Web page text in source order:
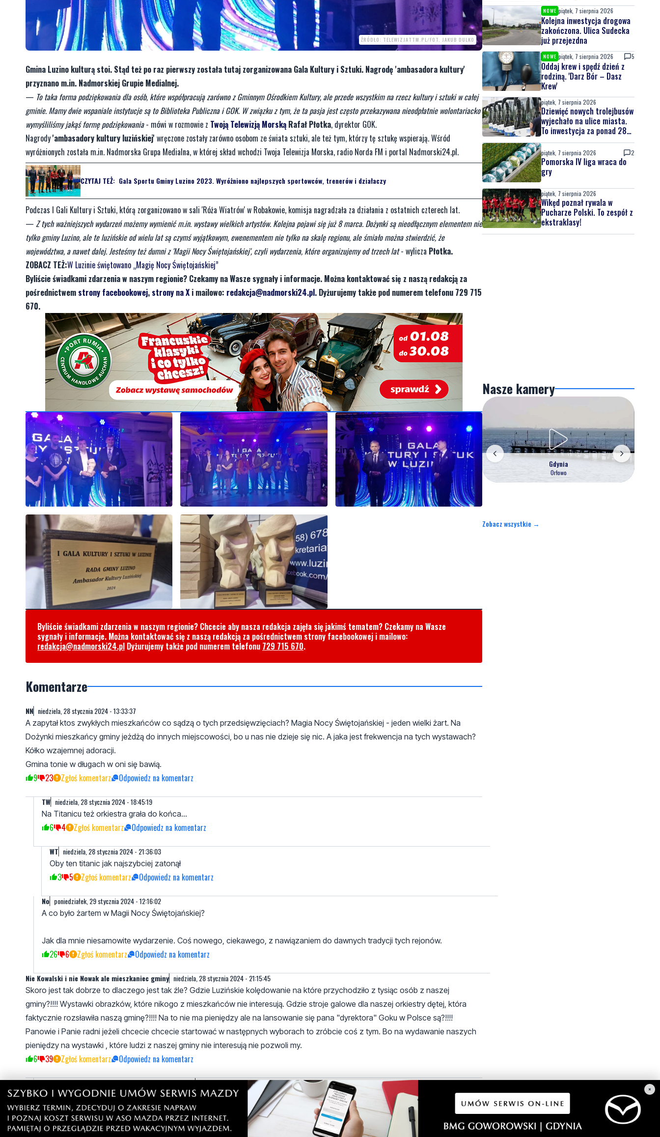
ŹRÓDŁO: TELEWIZJATTM.PL/FOT. JAKUB DULKO
Gmina Luzino kulturą stoi. Stąd też po raz pierwszy została tutaj zorganizowana Gala Kultury i Sztuki. Nagrodę 'ambasadora kultury'
przyznano m.in. Nadmorskiej Grupie Medialnej.
— To taka forma podziękowania dla osób, które współpracują zarówno z Gminnym Ośrodkiem Kultury, ale przede wszystkim na rzecz kultury i sztuki w całej
gminie. Mamy dwie wspaniale instytucje są to Biblioteka Publiczna i GOK. W związku z tym, że ta pasja jest często przekazywana nieodpłatnie wolontariacko
wymyśliliśmy jakąś formę podziękowania- mówi w rozmowie z Twoją Telewizją Morską Rafał Płotka, dyrektor GOK.
Nagrody'ambasadory kultury luzińskiej' wręczone zostały zarówno osobom ze świata sztuki, ale też tym, którzy tę sztukę wspierają. Wśród
wyróżnionych została m.in. Nadmorska Grupa Medialna, w której skład wchodzi Twoja Telewizja Morska, radio Norda FM i portal Nadmorski24.pl.
CZYTAJ TEŻ: Gala Sportu Gminy Luzino 2023. Wyróżniono najlepszych sportowców, trenerów i działaczy
Podczas I Gali Kultury i Sztuki, którą zorganizowano w sali 'Róża Wiatrów' w Robakowie, komisja nagradzała za działania z ostatnich czterech lat.
— Z tych ważniejszych wydarzeń możemy wymienić m.in. wystawy wielkich artystów. Kolejna pojawi się już 8 marca. Dożynki są nieodłącznym elementem nie
tylko gminy Luzino, ale te luzińskie od wielu lat są czymś wyjątkowym, ewenementem nie tylko na skalę regionu, ale śmiało można stwierdzić, że
województwa, a nawet dalej. Jesteśmy też dumni z 'Magii Nocy Świętojańskiej', czyli wydarzenia, które organizujemy od trzech lat- wylicza Płotka.
ZOBACZ TEŻ:W Luzinie świętowano „Magię Nocy Świętojańskiej”
Byliście świadkami zdarzenia w naszym regionie? Czekamy na Wasze sygnały i informacje. Można kontaktować się z naszą redakcją za
pośrednictwem strony facebookowej, strony na X i mailowo: redakcja@nadmorski24.pl. Dyżurujemy także pod numerem telefonu 729 715
670.
Byliście świadkami zdarzenia w naszym regionie? Chcecie aby nasza redakcja zajęła się jakimś tematem? Czekamy na Wasze
sygnały i informacje. Można kontaktować się z naszą redakcją za pośrednictwem strony facebookowej i mailowo:
redakcja@nadmorski24.pl Dyżurujemy także pod numerem telefonu 729 715 670.
Komentarze
NN niedziela, 28 stycznia 2024 - 13:33:37
A zapytał ktos zwykłych mieszkańców co sądzą o tych przedsięwzięciach? Magia Nocy Świętojańskiej - jeden wielki żart. Na
Dożynki mieszkańcy gminy jeżdżą do innych miejscowości, bo u nas nie dzieje się nic. A jaka jest frekwencja na tych wystawach?
Kółko wzajemnej adoracji.
Gmina tonie w długach w oni się bawią.
9 23 Zgłoś komentarz Odpowiedz na komentarz
TW niedziela, 28 stycznia 2024 - 18:45:19
Na Titanicu też orkiestra grała do końca...
6 4 Zgłoś komentarz Odpowiedz na komentarz
WT niedziela, 28 stycznia 2024 - 21:36:03
Oby ten titanic jak najszybciej zatonął
3 5 Zgłoś komentarz Odpowiedz na komentarz
No poniedziałek, 29 stycznia 2024 - 12:16:02
A co było żartem w Magii Nocy Świętojańskiej?
Jak dla mnie niesamowite wydarzenie. Coś nowego, ciekawego, z nawiązaniem do dawnych tradycji tych rejonów.
26 6 Zgłoś komentarz Odpowiedz na komentarz
Nie Kowalski i nie Nowak ale mieszkaniec gminy niedziela, 28 stycznia 2024 - 21:15:45
Skoro jest tak dobrze to dlaczego jest tak źle? Gdzie Luzińskie kolędowanie na które przychodziło z tysiąc osób z naszej
gminy?!!!! Wystawki obrazków, które nikogo z mieszkańców nie interesują. Gdzie stroje galowe dla naszej orkiestry dętej, która
faktycznie rozsławiła naszą gminę?!!!! Na to nie ma pieniędzy ale na lansowanie się pana "dyrektora" Goku w Polsce są?!!!!
Panowie i Panie radni jeżeli chcecie chcecie startować w następnych wyborach to zróbcie coś z tym. Bo na wydawanie naszych
pieniędzy na wystawki , które ludzi z naszej gminy nie interesują nie pozwoli my.
6 39 Zgłoś komentarz Odpowiedz na komentarz
zatroskany mieszkaniec a nie udajacy boga grajek środa, 31 stycznia 2024 - 17:56:25
Dajcie juz spokuj z tą pozalsieboze orkiestra. To dopiero kolo wzajemnej adoracji. Moj siostrzeniec tam chodzil. Kilku panow z
brzuszkiem przy piwku klnie do mlodziezy i bije brawo zonce dyrygenta szukajacej poklasku. Dzieci boja sie, bo ponoc elita
msciwa strasznie. Bylam z tym w goku i myslalam ze reka reke myje ale widze ze i na nich najezdzacie. hehe dobre sobie
NOWE piątek, 7 sierpnia 2026
Kolejna inwestycja drogowa
zakończona. Ulica Sudecka
już przejezdna
NOWE piątek, 7 sierpnia 2026 5
Oddaj krew i spędź dzień z
rodziną. 'Darz Bór – Dasz
Krew'
piątek, 7 sierpnia 2026
Dziewięć nowych trolejbusów
wyjechało na ulice miasta.
To inwestycja za ponad 28
mln zł
piątek, 7 sierpnia 2026 2
Pomorska IV liga wraca do
gry
piątek, 7 sierpnia 2026
Wikęd poznał rywala w
Pucharze Polski. To zespół z
ekstraklasy!
Nasze kamery
Gdynia
Orłowo
Zobacz wszystkie →
×